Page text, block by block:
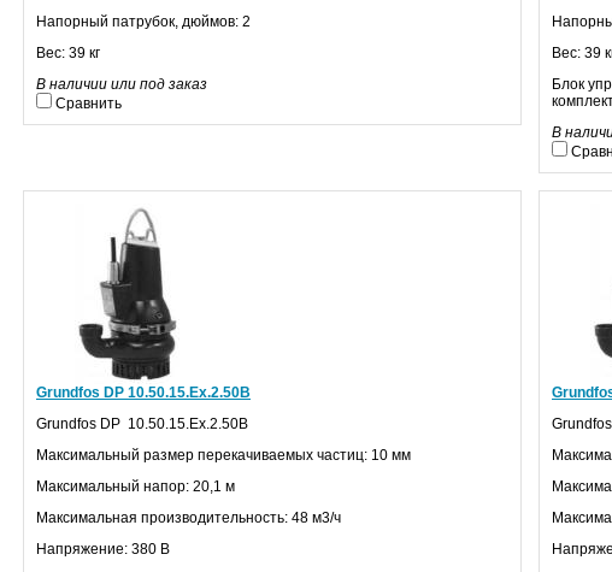
Напорный патрубок, дюймов: 2
Вес: 39 кг
В наличии или под заказ
Сравнить
Вес: 39
Блок
В
Grundfos DP 10.50.15.Ех.2.50В
Grundfos DP 10.50.15.Ех.2.50В
Максимальный размер перекачиваемых частиц: 10 мм
Максимальный напор: 20,1 м
Максимальная производительность: 48 м3/ч
Напряжение: 380 В
Grundfos